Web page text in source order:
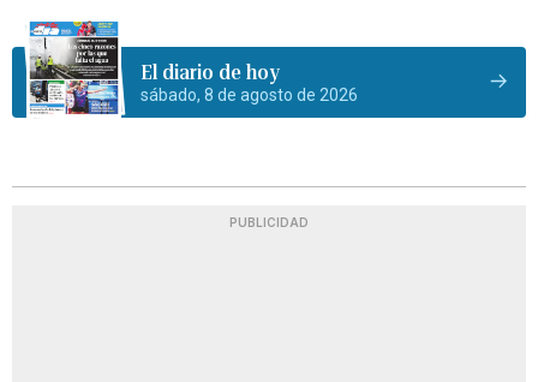
El diario de hoy
sábado, 8 de agosto de 2026
PUBLICIDAD